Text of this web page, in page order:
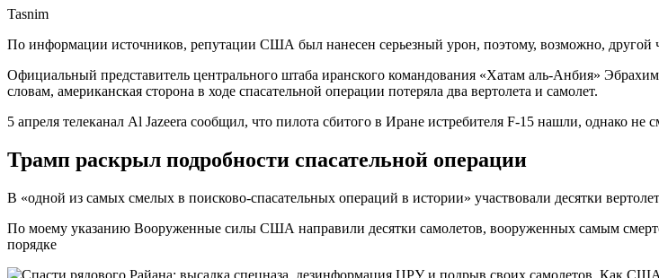
Tasnim
По информации источников, репутации США был нанесен серьезный урон, поэтому, возможно, другой
Официальный представитель центрального штаба иранского командования «Хатам аль-Анбия»
словам, американская сторона в ходе спасательной операции потеряла два вертолета и самолет.
5 апреля телеканал Al Jazeera сообщил, что пилота сбитого в Иране истребителя F-15 нашли, однако не
Трамп раскрыл подробности спасательной операции
В «одной из самых смелых в поисково-спасательных операций в истории» участвовали десятки
По моему указанию Вооруженные силы США направили десятки самолетов, вооруженных самым
порядке